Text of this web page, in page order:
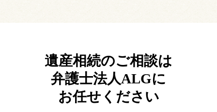
遺産相続のご相談は
弁護士法人ALGに
お任せください